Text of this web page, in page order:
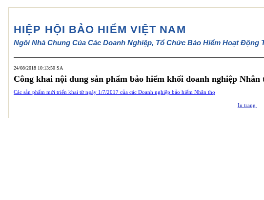
HIỆP HỘI BẢO HIỂM VIỆT NAM
Ngôi Nhà Chung Của Các Doanh Nghiệp, Tổ Chức Bảo Hiểm Hoạt Động
24/08/2018 10:13:50 SA
Công khai nội dung sản phẩm bảo hiểm khối doanh nghiệp Nhân
Các sản phẩm mới triển khai từ ngày 1/7/2017 của các Doanh nghiệp bảo hiểm Nhân thọ
In trang